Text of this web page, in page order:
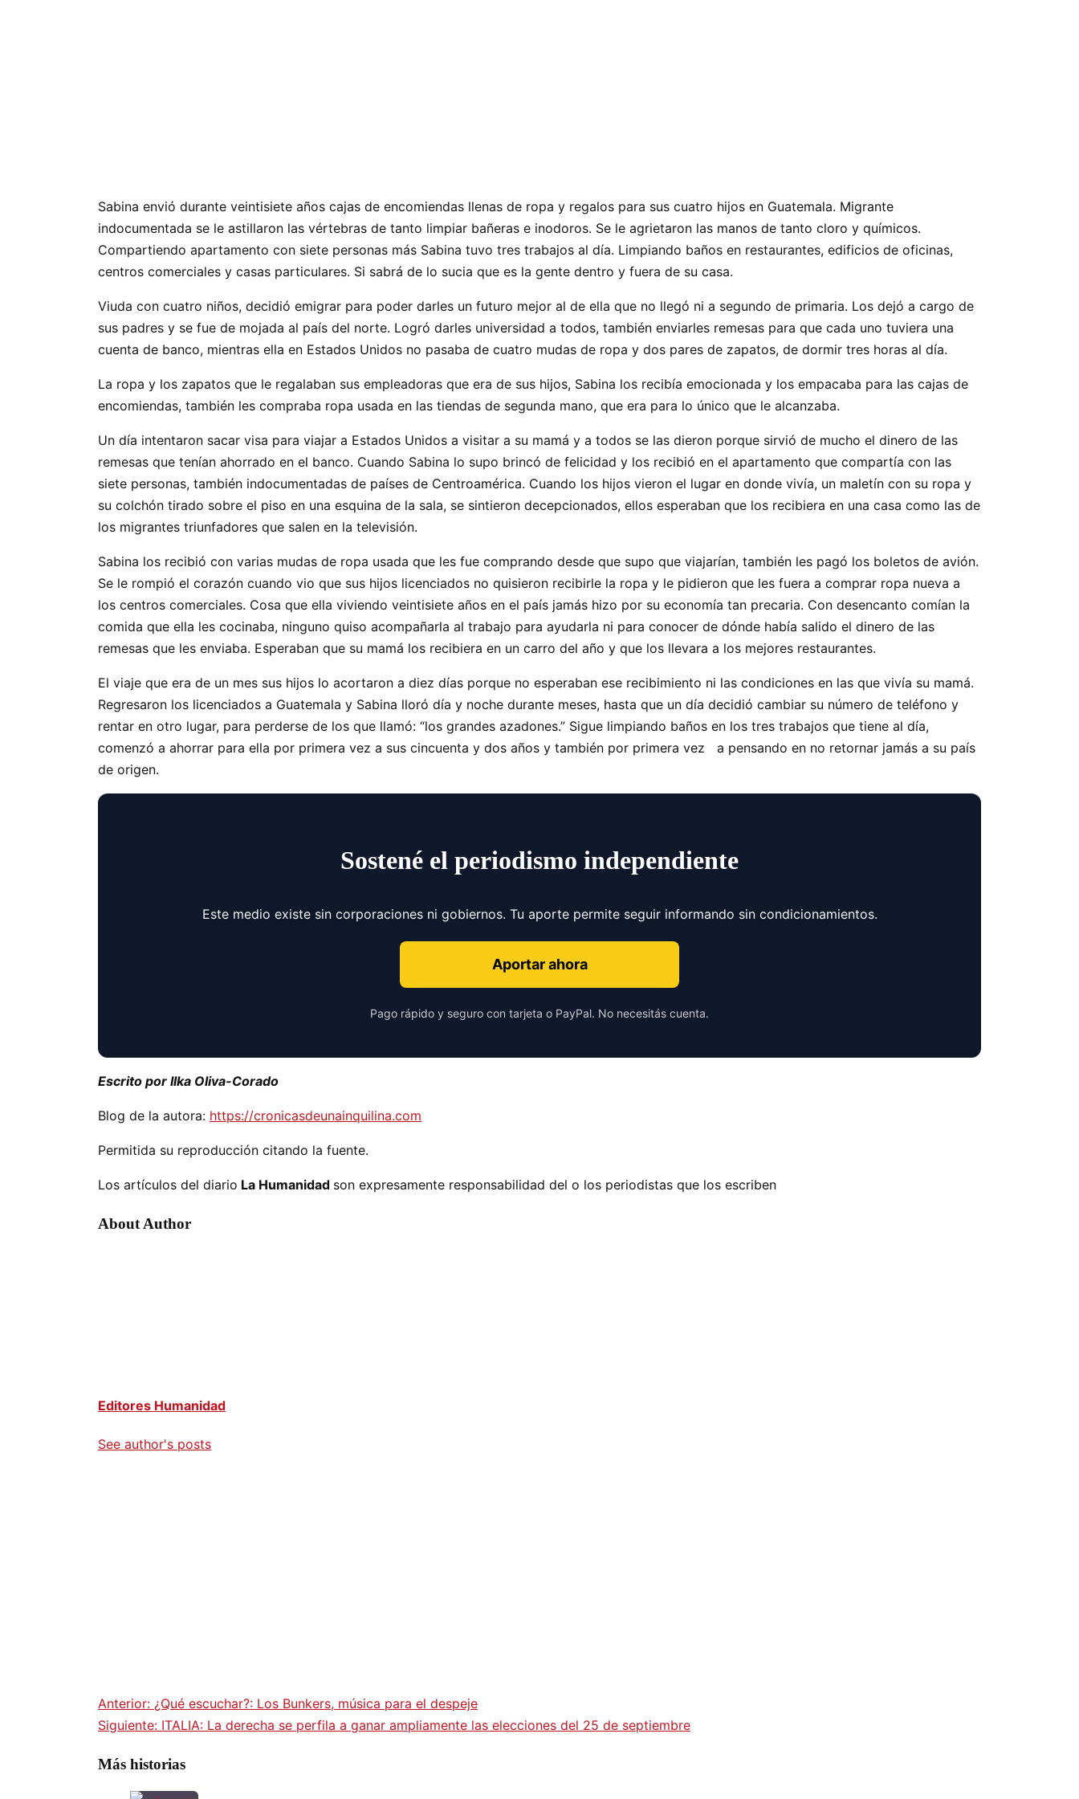
Sabina envió durante veintisiete años cajas de encomiendas llenas de ropa y regalos para sus cuatro hijos en Guatemala. Migrante
indocumentada se le astillaron las vértebras de tanto limpiar bañeras e inodoros. Se le agrietaron las manos de tanto cloro y químicos.
Compartiendo apartamento con siete personas más Sabina tuvo tres trabajos al día. Limpiando baños en restaurantes, edificios de oficinas,
centros comerciales y casas particulares. Si sabrá de lo sucia que es la gente dentro y fuera de su casa.
Viuda con cuatro niños, decidió emigrar para poder darles un futuro mejor al de ella que no llegó ni a segundo de primaria. Los dejó a cargo de
sus padres y se fue de mojada al país del norte. Logró darles universidad a todos, también enviarles remesas para que cada uno tuviera una
cuenta de banco, mientras ella en Estados Unidos no pasaba de cuatro mudas de ropa y dos pares de zapatos, de dormir tres horas al día.
La ropa y los zapatos que le regalaban sus empleadoras que era de sus hijos, Sabina los recibía emocionada y los empacaba para las cajas de
encomiendas, también les compraba ropa usada en las tiendas de segunda mano, que era para lo único que le alcanzaba.
Un día intentaron sacar visa para viajar a Estados Unidos a visitar a su mamá y a todos se las dieron porque sirvió de mucho el dinero de las
remesas que tenían ahorrado en el banco. Cuando Sabina lo supo brincó de felicidad y los recibió en el apartamento que compartía con las
siete personas, también indocumentadas de países de Centroamérica. Cuando los hijos vieron el lugar en donde vivía, un maletín con su ropa y
su colchón tirado sobre el piso en una esquina de la sala, se sintieron decepcionados, ellos esperaban que los recibiera en una casa como las de
los migrantes triunfadores que salen en la televisión.
Sabina los recibió con varias mudas de ropa usada que les fue comprando desde que supo que viajarían, también les pagó los boletos de avión.
Se le rompió el corazón cuando vio que sus hijos licenciados no quisieron recibirle la ropa y le pidieron que les fuera a comprar ropa nueva a
los centros comerciales. Cosa que ella viviendo veintisiete años en el país jamás hizo por su economía tan precaria. Con desencanto comían la
comida que ella les cocinaba, ninguno quiso acompañarla al trabajo para ayudarla ni para conocer de dónde había salido el dinero de las
remesas que les enviaba. Esperaban que su mamá los recibiera en un carro del año y que los llevara a los mejores restaurantes.
El viaje que era de un mes sus hijos lo acortaron a diez días porque no esperaban ese recibimiento ni las condiciones en las que vivía su mamá.
Regresaron los licenciados a Guatemala y Sabina lloró día y noche durante meses, hasta que un día decidió cambiar su número de teléfono y
rentar en otro lugar, para perderse de los que llamó: “los grandes azadones.” Sigue limpiando baños en los tres trabajos que tiene al día,
comenzó a ahorrar para ella por primera vez a sus cincuenta y dos años y también por primera vez a pensando en no retornar jamás a su país
de origen.
Sostené el periodismo independiente
Este medio existe sin corporaciones ni gobiernos. Tu aporte permite seguir informando sin condicionamientos.
Aportar ahora
Pago rápido y seguro con tarjeta o PayPal. No necesitás cuenta.
Escrito por Ilka Oliva-Corado
Blog de la autora: https://cronicasdeunainquilina.com
Permitida su reproducción citando la fuente.
Los artículos del diario La Humanidad son expresamente responsabilidad del o los periodistas que los escriben
About Author
Editores Humanidad
See author's posts
Navegación
de
Anterior: ¿Qué escuchar?: Los Bunkers, música para el despeje
Siguiente: ITALIA: La derecha se perfila a ganar ampliamente las elecciones del 25 de septiembre
Más historias